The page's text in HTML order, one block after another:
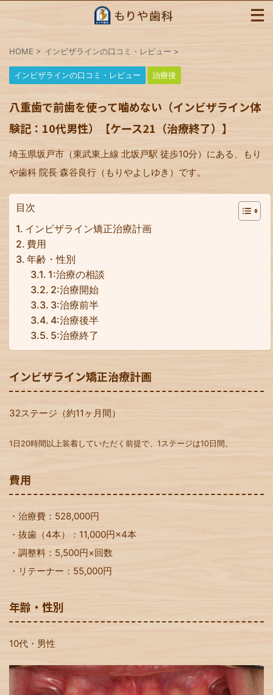
HOME > インビザラインの口コミ・レビュー >
インビザラインの口コミ・レビュー 治療後
八重歯で前歯を使って噛めない（インビザライン体
験記：10代男性）【ケース21（治療終了）】
埼玉県坂戸市（東武東上線 北坂戸駅 徒歩10分）にある、もり
や歯科 院長 森谷良行（もりやよしゆき）です。
目次
インビザライン矯正治療計画
費用
年齢・性別
1:治療の相談
2:治療開始
3:治療前半
4:治療後半
5:治療終了
インビザライン矯正治療計画
32ステージ（約11ヶ月間）
1日20時間以上装着していただく前提で、1ステージは10日間。
費用
・治療費：528,000円
・抜歯（4本）：11,000円×4本
・調整料：5,500円×回数
・リテーナー：55,000円
年齢・性別
10代・男性